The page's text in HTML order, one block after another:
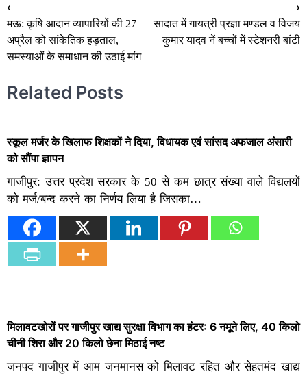
Post
navigation
⟵
मऊ: कृषि आदान व्यापारियों की 27
अप्रैल को सांकेतिक हड़ताल,
समस्याओं के समाधान की उठाई मांग
सादात में गायत्री प्रज्ञा मण्डल व विजय
कुमार यादव नें बच्चों में स्टेशनरी बांटी
⟶
Related Posts
स्कूल मर्जर के खिलाफ शिक्षकों ने दिया, विधायक एवं सांसद अफजाल अंसारी
को सौंपा ज्ञापन
गाजीपुर: उत्तर प्रदेश सरकार के 50 से कम छात्र संख्या वाले विद्यलयों
को मर्ज/बन्द करने का निर्णय लिया है जिसका…
मिलावटखोरों पर गाजीपुर खाद्य सुरक्षा विभाग का हंटर: 6 नमूने लिए, 40 किलो
चीनी शिरा और 20 किलो छेना मिठाई नष्ट
जनपद गाजीपुर में आम जनमानस को मिलावट रहित और सेहतमंद खाद्य